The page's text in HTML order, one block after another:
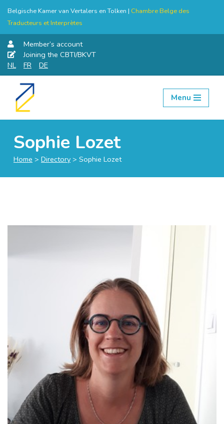
Belgische Kamer van Vertalers en Tolken | Chambre Belge des
Traducteurs et Interprètes
Member’s account
Joining the CBTI/BKVT
NL
FR DE
Skip
Menu
Sophie Lozet
Home > Directory > Sophie Lozet